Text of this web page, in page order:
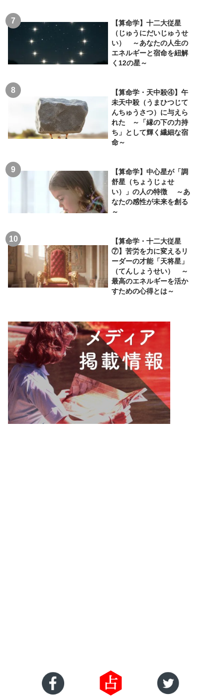
【算命学】十二大従星
（じゅうにだいじゅうせ
い） ～あなたの人生の
エネルギーと宿命を紐解
く12の星～
【算命学・天中殺④】午
未天中殺（うまひつじて
んちゅうさつ）に与えら
れた ～「縁の下の力持
ち」として輝く繊細な宿
命～
【算命学】中心星が「調
舒星（ちょうじょせ
い）」の人の特徴 ～あ
なたの感性が未来を創る
～
【算命学・十二大従星
⑦】苦労を力に変えるリ
ーダーの才能「天将星」
（てんしょうせい） ～
最高のエネルギーを活か
すための心得とは～